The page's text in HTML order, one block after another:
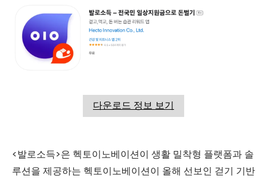
다운로드 정보 보기
<발로소득>은 헥토이노베이션이 생활 밀착형 플랫폼과 솔
루션을 제공하는 헥토이노베이션이 올해 선보인 걷기 기반